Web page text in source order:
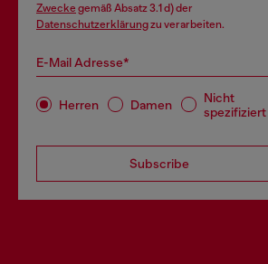
Zwecke gemäß Absatz 3.1 d) der
Datenschutzerklärungzu verarbeiten.
E-Mail Adresse*
Herren Damen
Nicht
spezifiziert
Subscribe